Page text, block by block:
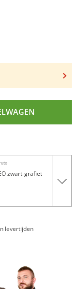
zwart-grafiet
levertijden